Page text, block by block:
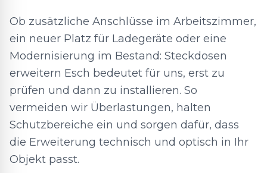
Ob zusätzliche Anschlüsse im Arbeitszimmer,
ein neuer Platz für Ladegeräte oder eine
Modernisierung im Bestand: Steckdosen
erweitern Esch bedeutet für uns, erst zu
prüfen und dann zu installieren. So
vermeiden wir Überlastungen, halten
Schutzbereiche ein und sorgen dafür, dass
die Erweiterung technisch und optisch in Ihr
Objekt passt.